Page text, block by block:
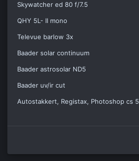
Skywatcher ed 80 f/7.5
QHY 5L- II mono
Televue barlow 3x
Baader solar continuum
Baader astrosolar ND5
Baader uv/ir cut
Autostakkert, Registax, Photoshop cs 5